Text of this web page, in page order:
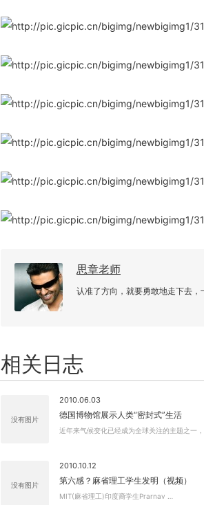
思章老师
认准了方向，就要勇敢地走下去，
相关日志
没有图片
2010.06.03
德国博物馆展示人类“密封式”生活
近年来气候变化已经成为全球关注的主题之一，
没有图片
2010.10.12
第六感？麻省理工学生发明（视频）
MIT(麻省理工)印度裔学生Prarnav …